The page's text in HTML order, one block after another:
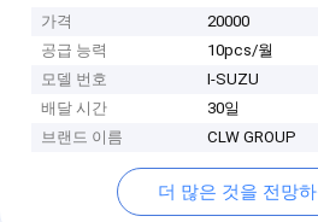
가격
20000
공급 능력
10pcs/월
모델 번호
I-SUZU
배달 시간
30일
브랜드 이름
CLW GROUP
더 많은 것을 전망